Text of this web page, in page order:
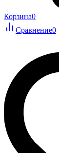
Корзина0
Сравнение0